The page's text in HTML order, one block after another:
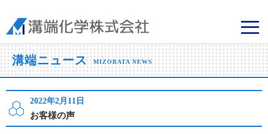
溝端化学株式会社
溝端ニュース MIZOBATA NEWS
2022年2月11日
お客様の声